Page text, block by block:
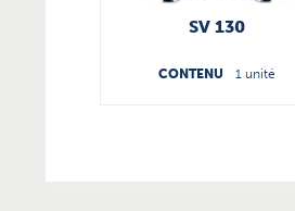
SV 130
CONTENU 1 unité